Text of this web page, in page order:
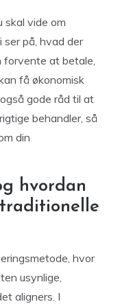
skal vide om
ser på, hvad der
forvente at betale,
få økonomisk
gode råd til at
behandler, så
din
hvordan
hvor
usynlige,
aligners. I